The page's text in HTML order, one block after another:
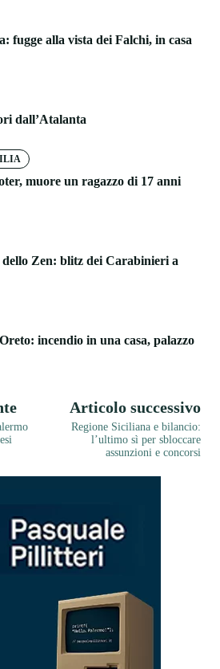
fugge alla vista dei Falchi, in casa
dall’Atalanta
muore un ragazzo di 17 anni
Zen: blitz dei Carabinieri a
incendio in una casa, palazzo
Articolo successivo
Regione Siciliana e bilancio:
l’ultimo sì per sbloccare
assunzioni e concorsi